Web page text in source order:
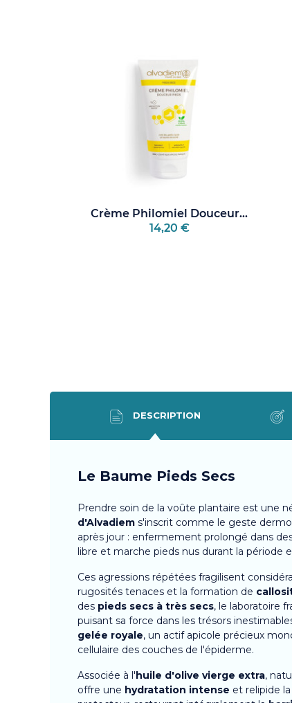
Crème Philomiel Douceur...
14,20 €
DESCRIPTION
Le Baume Pieds Secs
Prendre soin de la voûte plantaire est une
d'Alvadiem s'inscrit comme le geste
après jour : enfermement prolongé dans
libre et marche pieds nus durant la période
Ces agressions répétées fragilisent
rugosités tenaces et la formation de
des pieds secs à très secs, le laboratoire
puisant sa force dans les trésors
gelée royale, un actif apicole précieux
cellulaire des couches de l'épiderme.
Associée à l'huile d'olive vierge extra,
offre une hydratation intense et relipide